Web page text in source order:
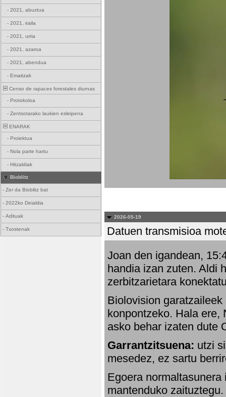
- 2021, abuztua
- 2021, iraila
- 2021, urria
- 2021, azaroa
- 2021, abendua
- Emaitzak
Censo de rapaces forestales diurnas
- Protokoloa
- Zentsotarako laukien esleipena
ENARAK
- Proiektua
- Nola parte hartu
- Hitzaldiak
Bioblitz
- Zer da Bioblitz bat
- 2022ko Deialdia
- Adituak
- Txostenak
2026-05-19
Datuen transmisioa
Joan den igandean,
handia izan zuten. Aldi
zerbitzarietara
Biolovision
konpontzeko. Hala ere,
asko behar izaten dute
Garrantzitsuena: utzi
mesedez, ez sartu
Egoera
mantenduko